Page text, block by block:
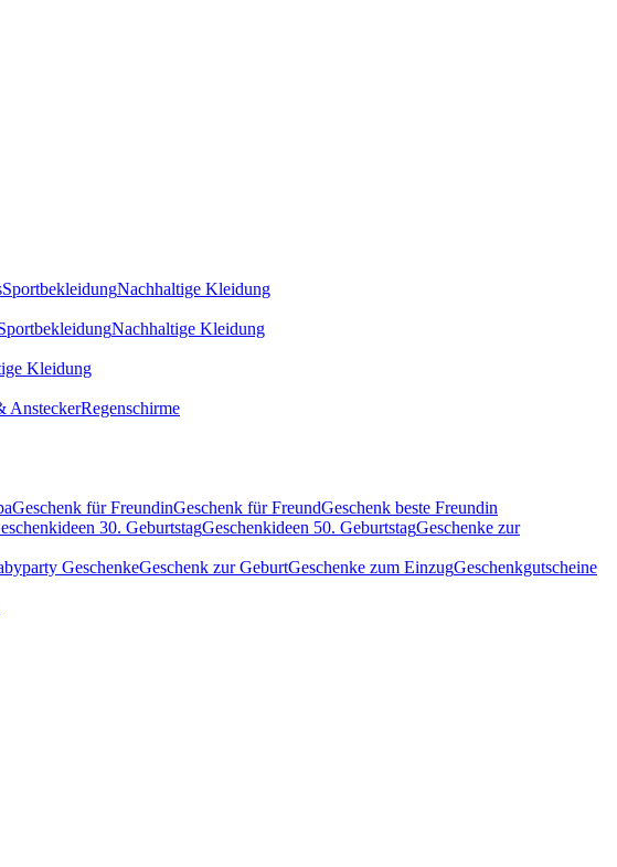
SportbekleidungNachhaltige Kleidung
Nachhaltige Kleidung
Kleidung
AnsteckerRegenschirme
Geschenk für FreundinGeschenk für FreundGeschenk beste Freundin
30. GeburtstagGeschenkideen 50. GeburtstagGeschenke zur
GeschenkeGeschenk zur GeburtGeschenke zum EinzugGeschenkgutscheine